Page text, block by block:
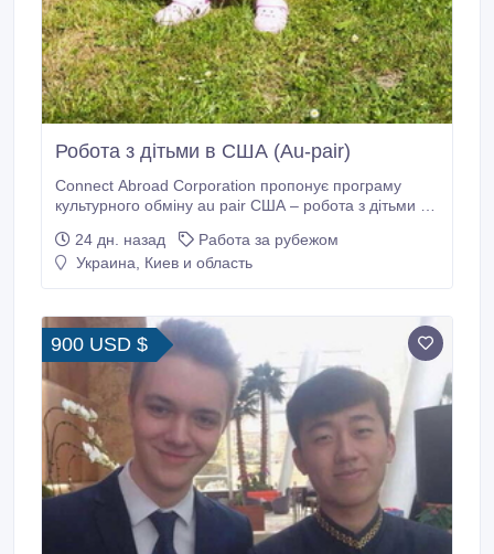
Робота з дітьми в США (Au-pair)
Connect Abroad Corporation пропонує програму
культурного обміну au pair США – робота з дітьми в
ua.com/au-pair/usa Вимоги: • Досвід догляду за
дітьми • Середня англійська та вище • Наявність
24 дн. назад
Работа за рубежом
Украина, Киев и область
900 USD $